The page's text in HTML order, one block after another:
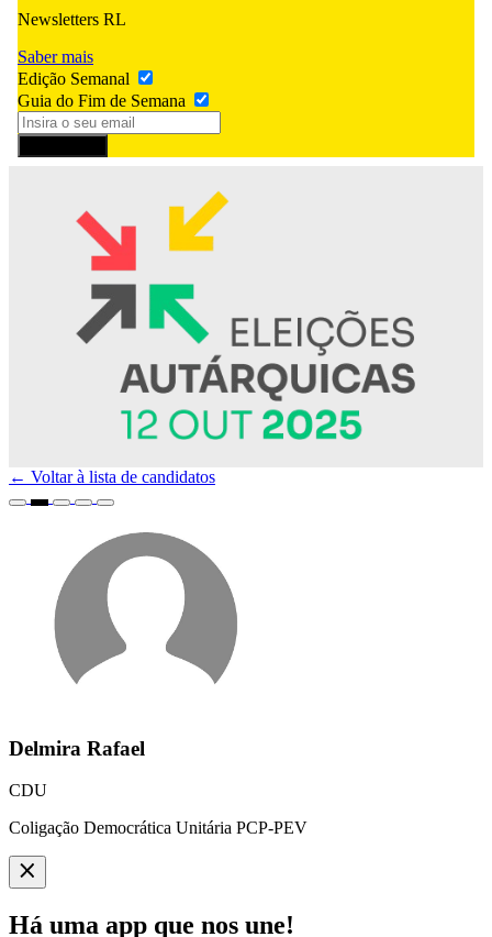
Newsletters RL
Saber mais
Edição Semanal
Guia do Fim de Semana
← Voltar à lista de candidatos
Delmira Rafael
CDU
Coligação Democrática Unitária PCP-PEV
Há uma app que nos une!